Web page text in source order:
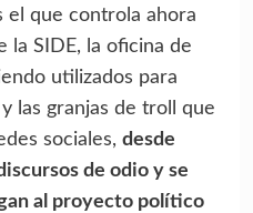
el que controla ahora
la SIDE, la oficina de
utilizados para
las granjas de troll que
sociales, desde
de odio y se
al proyecto político